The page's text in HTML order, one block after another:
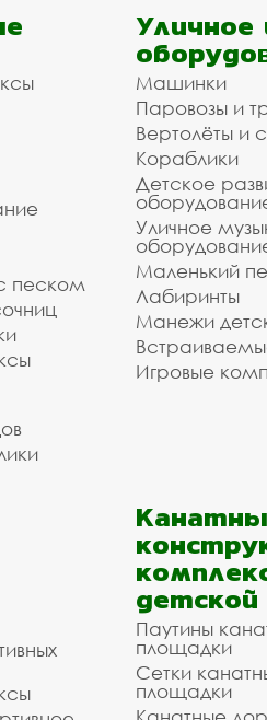
песком
Уличное
Машинки
Паровозы и
Вертолёты и
Кораблики
Детское
Уличное
Маленький
Лабиринты
Манежи
Игровые
Паутины
площадки
Сетки
площадки